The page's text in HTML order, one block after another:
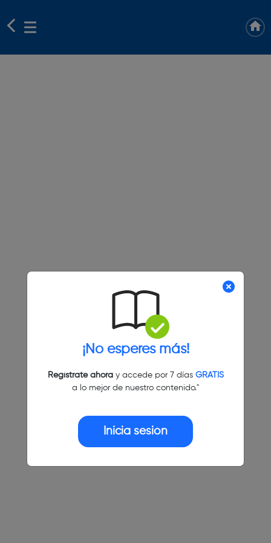
¡No esperes más!
Regístrate ahoray accede por 7 días GRATIS
a lo mejor de nuestro contenido."
Inicia sesión